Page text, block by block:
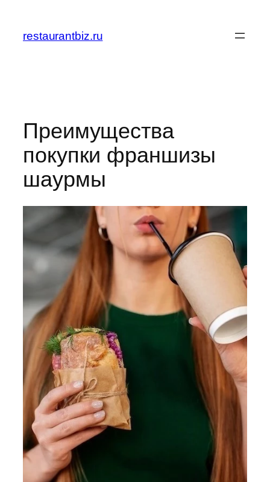
содержимому
restaurantbiz.ru
Преимущества
покупки франшизы
шаурмы